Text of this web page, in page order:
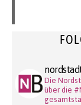
Die
über die